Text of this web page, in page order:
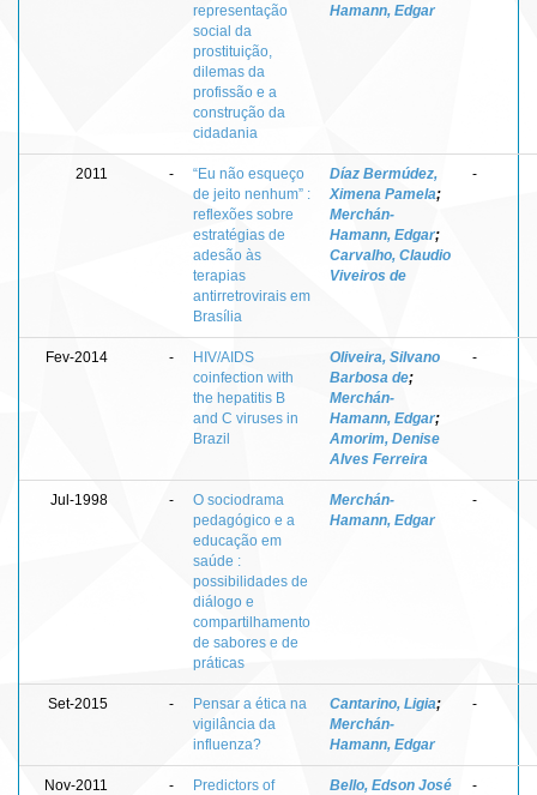
representação
social da
prostituição,
dilemas da
profissão e a
construção da
cidadania
Hamann, Edgar
2011 -
“Eu não esqueço
de jeito nenhum” :
reflexões sobre
estratégias de
adesão às
terapias
antirretrovirais em
Brasília
Díaz Bermúdez,
Ximena Pamela;
Merchán-
Hamann, Edgar;
Carvalho, Claudio
Viveiros de
-
Fev-2014 -
HIV/AIDS
coinfection with
the hepatitis B
and C viruses in
Brazil
Oliveira, Silvano
Barbosa de;
Merchán-
Hamann, Edgar;
Amorim, Denise
Alves Ferreira
-
Jul-1998 -
O sociodrama
pedagógico e a
educação em
saúde :
possibilidades de
diálogo e
compartilhamento
de sabores e de
práticas
Merchán-
Hamann, Edgar
-
Set-2015 -
Pensar a ética na
vigilância da
influenza?
Cantarino, Ligia;
Merchán-
Hamann, Edgar
-
Nov-2011 -
Predictors of
Bello, Edson José
-